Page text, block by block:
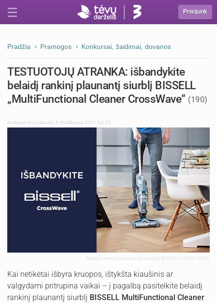
Prisijunk
Pradžia Pramogos Konkursai, žaidimai, dovanos
TESTUOTOJŲ ATRANKA: išbandykite
belaidį rankinį plaunantį siurblį BISSELL
„MultiFunctional Cleaner CrossWave“ (190)
Autorius:tevu-darzelis.lt Publikuota: 2021-03-25
Belaidis rankinis plaunantis siurblys BISSELL CROSS WAVE
Kai netikėtai išbyra kruopos, ištykšta kiaušinis ar
valgydami pritrupina vaikai – į pagalbą pasitelkite belaidį
rankinį plaunantį siurblį BISSELL MultiFunctional Cleaner